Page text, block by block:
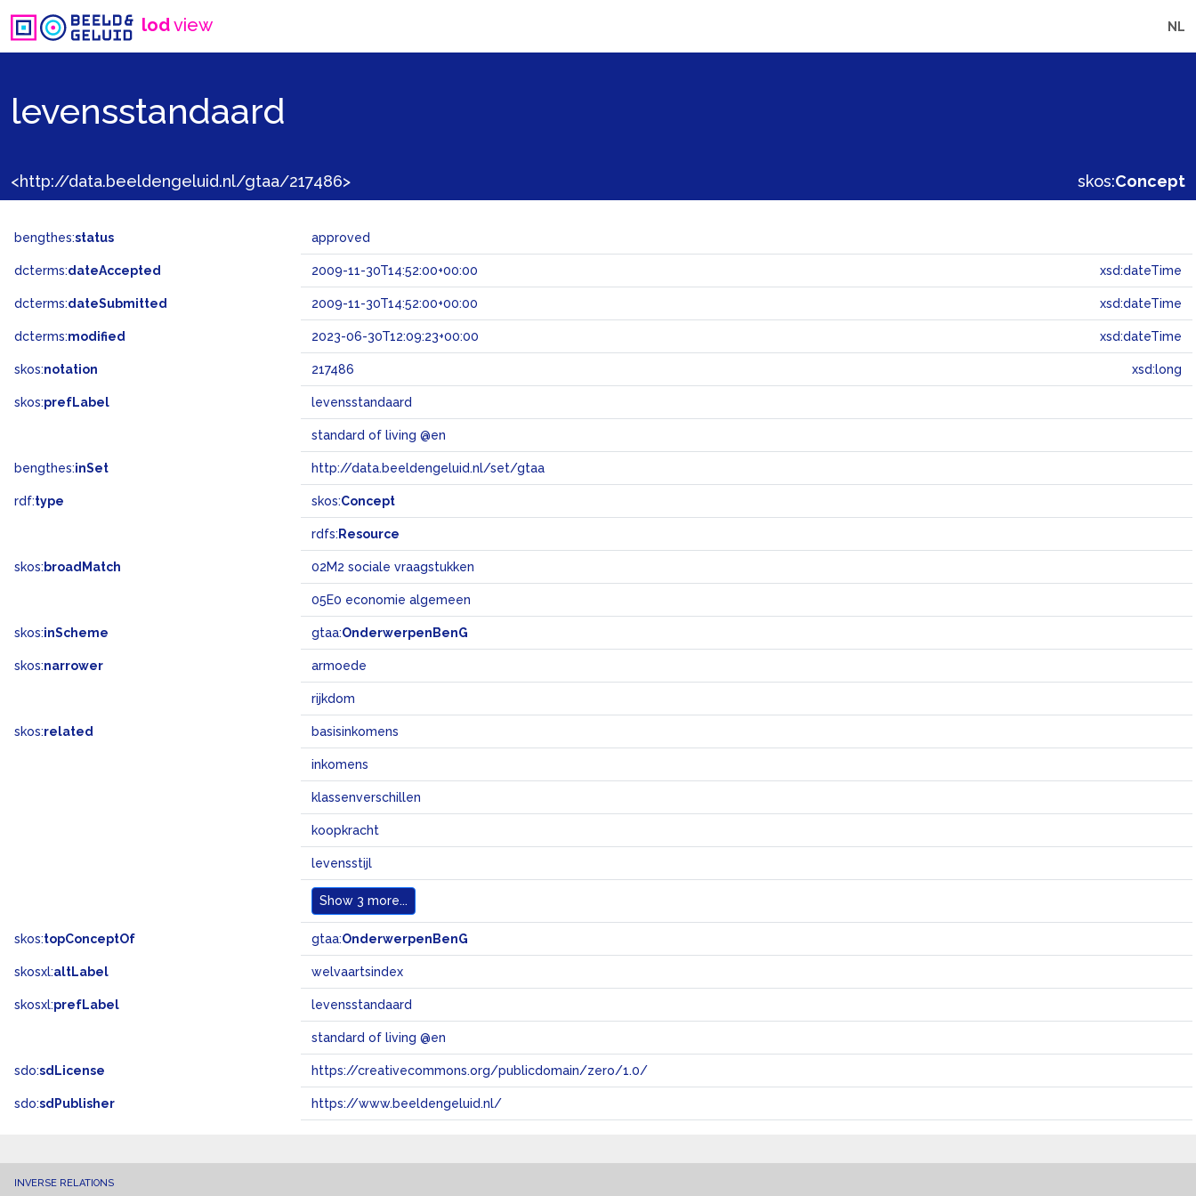
lodview NL
levensstandaard
<http://data.beeldengeluid.nl/gtaa/217486> skos:Concept
bengthes:status approved
dcterms:dateAccepted 2009-11-30T14:52:00+00:00 xsd:dateTime
dcterms:dateSubmitted 2009-11-30T14:52:00+00:00 xsd:dateTime
dcterms:modified 2023-06-30T12:09:23+00:00 xsd:dateTime
skos:notation 217486 xsd:long
skos:prefLabel levensstandaard
standard of living @en
bengthes:inSet http://data.beeldengeluid.nl/set/gtaa
rdf:type skos:Concept
rdfs: Resource
skos: broadMatch 02M2 sociale vraagstukken
05E0 economie algemeen
skos:inScheme gtaa:OnderwerpenBenG
skos:narrower armoede
rijkdom
skos:related basisinkomens
inkomens
klassenverschillen
koopkracht
levensstijl
Show 3 more...
skos:topConceptOf gtaa:OnderwerpenBenG
skosxl:altLabel welvaartsindex
skosxl:prefLabel levensstandaard
standard of living @en
sdo:sdLicense https://creativecommons.org/publicdomain/zero/1.0/
sdo:sdPublisher https://www.beeldengeluid.nl/
INVERSE RELATIONS